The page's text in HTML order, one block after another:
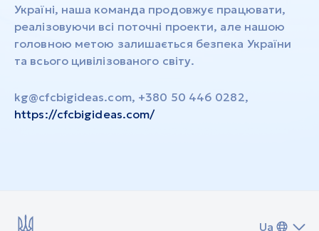
Україні, наша команда продовжує працювати,
реалізовуючи всі поточні проекти, але нашою
головною метою залишається безпека України
та всього цивілізованого світу.
kg@cfcbigideas.com, +380 50 446 0282,
https://cfcbigideas.com/
Ua